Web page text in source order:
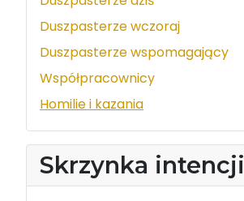
Duszpasterze wczoraj
Duszpasterze wspomagający
Współpracownicy
Homilie i kazania
Skrzynka intencji